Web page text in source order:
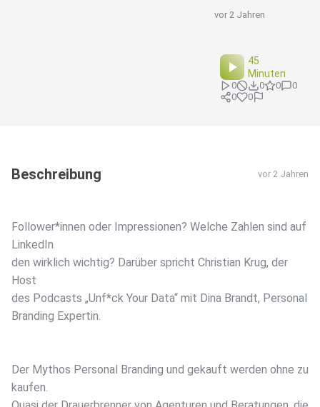
vor 2 Jahren
45
Minuten
0 0 0
0
0
0
Beschreibung vor 2 Jahren
Follower*innen oder Impressionen? Welche Zahlen sind auf
LinkedIn
den wirklich wichtig? Darüber spricht Christian Krug, der
Host
des Podcasts „Unf*ck Your Data“ mit Dina Brandt, Personal
Branding Expertin.
Der Mythos Personal Branding und gekauft werden ohne zu
kaufen.